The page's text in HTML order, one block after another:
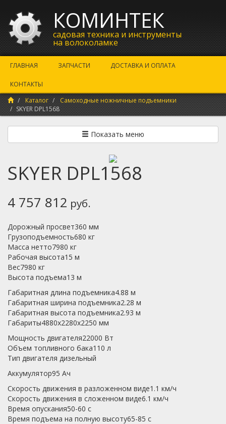
КОМИНТЕК
садовая техника и инструменты
на волоколамке
ГЛАВНАЯ ЗАПЧАСТИ ДОСТАВКА И ОПЛАТА
КОНТАКТЫ
Каталог
Самоходные ножничные подъемники
SKYER DPL1568
Показать меню
SKYER DPL1568
4 757 812 руб.
Дорожный просвет360 мм
Грузоподъемность680 кг
Масса нетто7980 кг
Рабочая высота15 м
Вес7980 кг
Высота подъема13 м
Габаритная длина подъемника4.88 м
Габаритная ширина подъемника2.28 м
Габаритная высота подъемника2.93 м
Габариты4880x2280x2250 мм
Мощность двигателя22000 Вт
Объем топливного бака110 л
Тип двигателя дизельный
Аккумулятор95 Ач
Скорость движения в разложенном виде1.1 км/ч
Скорость движения в сложенном виде6.1 км/ч
Время опускания50-60 c
Время подъема на полную высоту65-85 c